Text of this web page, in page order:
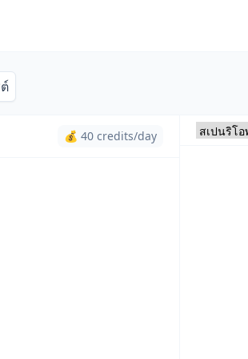
💰 40 credits/day